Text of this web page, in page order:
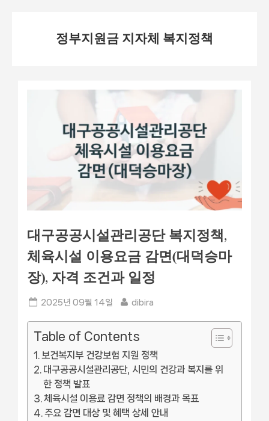
정부지원금 지자체 복지정책
대구공공시설관리공단 복지정책,
체육시설 이용요금 감면(대덕승마
장), 자격 조건과 일정
Posted
2025년 09월 14일 By
dibira
Table of Contents
보건복지부 건강보험 지원 정책
대구공공시설관리공단, 시민의 건강과 복지를 위
한 정책 발표
체육시설 이용료 감면 정책의 배경과 목표
주요 감면 대상 및 혜택 상세 안내